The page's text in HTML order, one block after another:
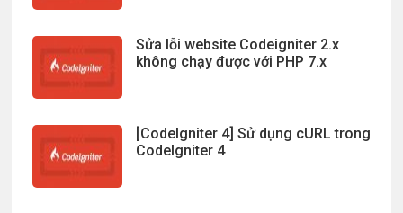
Sửa lỗi website Codeigniter 2.x
không chạy được với PHP 7.x
[CodeIgniter 4] Sử dụng cURL trong
CodeIgniter 4